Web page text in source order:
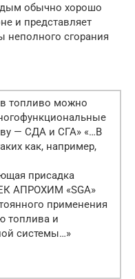
обычно хорошо
и представляет
неполного сгорания
топливо можно
— СДА и СГА» «…В
как, например,
присадка
АПРОХИМ «SGA»
применения
топлива и
системы…»